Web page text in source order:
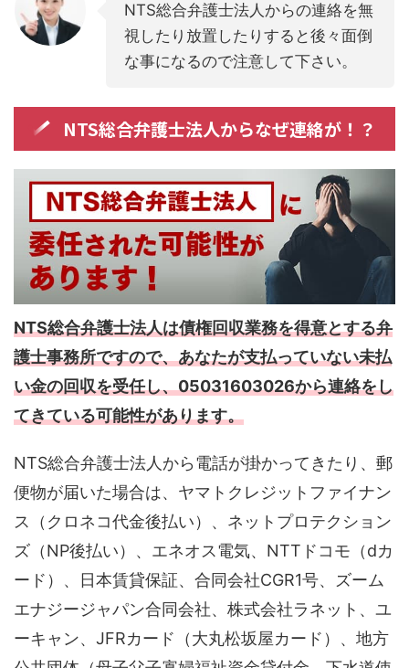
NTS総合弁護士法人からの連絡を無
視したり放置したりすると後々面倒
な事になるので注意して下さい。
NTS総合弁護士法人からなぜ連絡が！？
NTS総合弁護士法人は債権回収業務を得意とする弁
護士事務所ですので、あなたが支払っていない未払
い金の回収を受任し、05031603026から連絡をし
てきている可能性があります。
NTS総合弁護士法人から電話が掛かってきたり、郵
便物が届いた場合は、ヤマトクレジットファイナン
ス（クロネコ代金後払い）、ネットプロテクション
ズ（NP後払い）、エネオス電気、NTTドコモ（dカ
ード）、日本賃貸保証、合同会社CGR1号、ズーム
エナジージャパン合同会社、株式会社ラネット、ユ
ーキャン、JFRカード（大丸松坂屋カード）、地方